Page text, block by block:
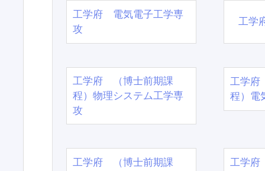
工学府 電気電子工学専
攻
工学
工学府 （博士前期課
程）物理システム工学専
攻
工学
程）電
工学府 （博士前期課
工学